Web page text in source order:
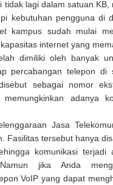
lagi dalam satuan KB,
kebutuhan pengguna di
kampus sudah mulai
internet yang
dimiliki oleh banyak
percabangan telepon di
sebagai nomor
adanya
Jasa
Fasilitas tersebut hanya
komunikasi terjadi
jika Anda
VoIP yang dapat